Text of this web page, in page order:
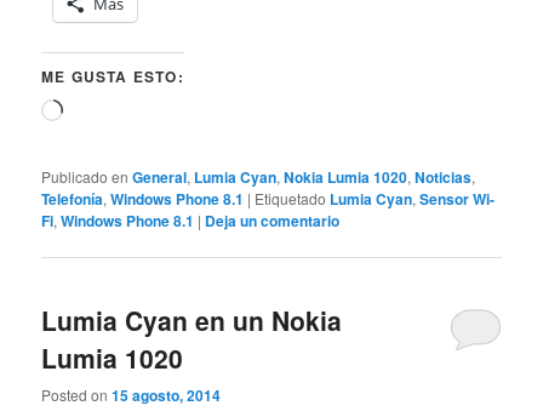
ME GUSTA ESTO:
Cargando...
Publicado en General, Lumia Cyan,Nokia Lumia 1020,Noticias,
Telefonía,Windows Phone 8.1 | Etiquetado Lumia Cyan,Sensor Wi-
Fi,Windows Phone 8.1 | Deja un comentario
Lumia Cyan en un Nokia
Lumia 1020
Posted on15 agosto, 2014